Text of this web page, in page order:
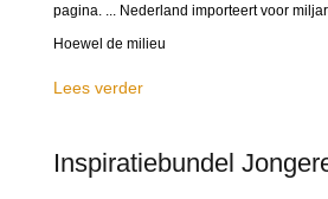
pagina. ... Nederland importeert voor
Hoewel de milieu
Lees verder
Inspiratiebundel